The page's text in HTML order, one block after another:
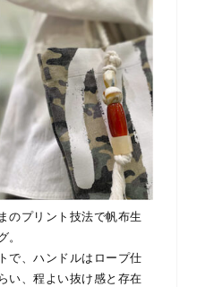
のプリント技法で帆布生
。
で、ハンドルはロープ仕
い、程よい抜け感と存在